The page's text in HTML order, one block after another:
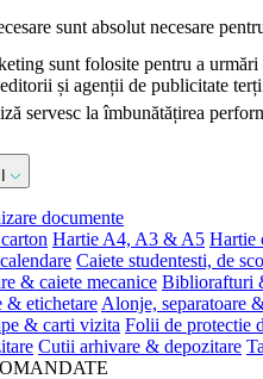
sunt absolut necesare
sunt folosite pentru a
și agenții de publicitate
servesc la îmbunătățirea
documente
Hartie A4, A3 & A5 Hartie
Caiete studentesti, de
& caiete mecanice Bibliorafturi
& etichetare Alonje, separatoare
& carti vizita Folii de protectie
Cutii arhivare & depozitare